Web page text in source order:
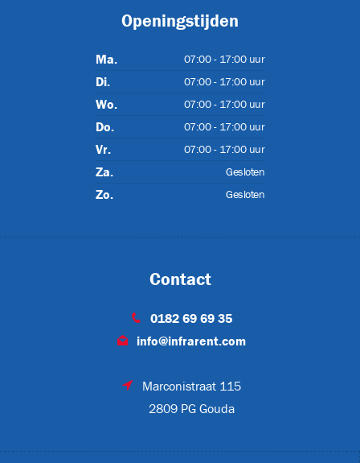
Openingstijden
Ma. 07:00 - 17:00 uur
Di. 07:00 - 17:00 uur
Wo. 07:00 - 17:00 uur
Do. 07:00 - 17:00 uur
Vr. 07:00 - 17:00 uur
Za. Gesloten
Zo. Gesloten
Contact
0182 69 69 35
info@infrarent.com
Marconistraat 115
2809 PG Gouda